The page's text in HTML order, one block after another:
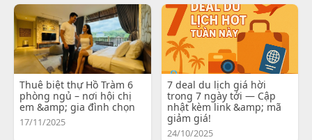
Thuê biệt thự Hồ Tràm 6
phòng ngủ – nơi hội chị
em &amp; gia đình chọn
17/11/2025
7 deal du lịch giá hời
trong 7 ngày tới — Cập
nhật kèm link &amp; mã
giảm giá!
24/10/2025